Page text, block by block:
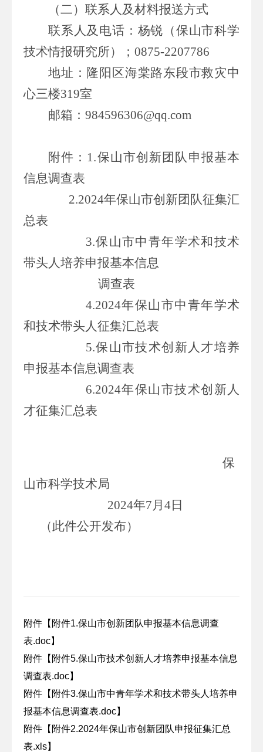
（二）联系人及材料报送方式
联系人及电话：杨锐（保山市科学
技术情报研究所）； 0875-2207786
地址：隆阳区海棠路东段市救灾中
心三楼319室
邮箱 ： 984596306@qq.com
附件： 1.保山市创新团队申报基本
信息调查表
2.2024年保山市创新团队征集汇
总表
3.保山市中青年学术和技术
带头人培养申报基本信息
调查表
4.2024年保山市中青年学术
和技术带头人征集汇总表
5.保山市技术创新人才培养
申报基本信息调查表
6.2024年保山市技术创新人
才征集汇总表
保
山市科学技术局
2024年7月 4日
（此件公开发布）
附件【 附件1.保山市创新团队申报基本信息调查
表.doc】
附件【 附件5.保山市技术创新人才培养申报基本信息
调查表.doc】
附件【 附件3.保山市中青年学术和技术带头人培养申
报基本信息调查表.doc】
附件【 附件2.2024年保山市创新团队申报征集汇总
表.xls】